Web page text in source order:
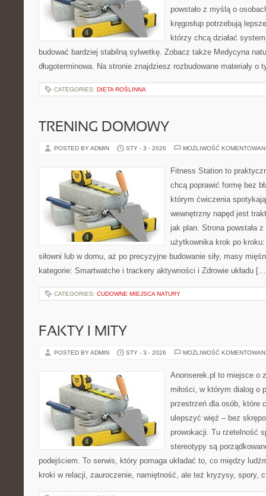
powstało z myślą o
kręgosłup potrzebują
którzy chcą działać
budować bardziej stabilną sylwetkę. Zobacz także Medycyna
długoterminowa. Na stronie znajdziesz rozbudowane materiały
CATEGORIES: DIETA ROŚLINNA
TRENING DOMOWY
POSTED BY ADMIN STY - 3 - 2026 MOŻLIWOŚĆ
Fitness Station to
chcą poprawić formę bez
którym ćwiczenia
wewnętrzny napęd jest
jak plan. Strona powstała
użytkownika krok po
siłowni lub w domu, aż po precyzyjne budowanie siły, masy
kategorie: Smartwatche i trackery aktywności i Zdrowie układu
CATEGORIES: CUDOWNE MIEJSCA NATURY
FAKTY I MITY
POSTED BY ADMIN STY - 3 - 2026 MOŻLIWOŚĆ
Anonserek.pl to miejsce o
miłości, w którym dialog o
przestrzeń dla osób, które
ulepszyć więź – bez
prowokacji. Tu rzetelność
stereotypy są
podejściem. To serwis, który pomaga układać to, co między
kroki w relacji, zauroczenie, namiętność, ale też kryzysy, spory,